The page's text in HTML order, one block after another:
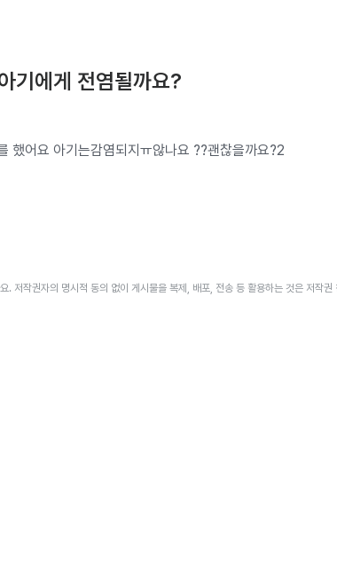
기에게 전염될까요?
했어요 아기는감염되지ㅠ않나요 ??괜찮을까요?2
. 저작권자의 명시적 동의 없이 게시물을 복제, 배포, 전송 등 활용하는 것은 저작권